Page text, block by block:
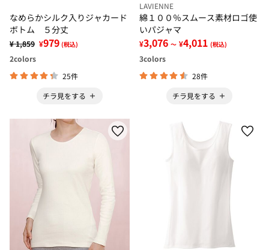
なめらかシルク入りジャカード
ボトム ５分丈
¥ 1,859 ¥979 (税込)
2colors
25件
チラ見をする
LAVIENNE
綿１００％スムース素材ロゴ使
いパジャマ
¥3,076 ～ ¥4,011 (税込)
3colors
28件
チラ見をする